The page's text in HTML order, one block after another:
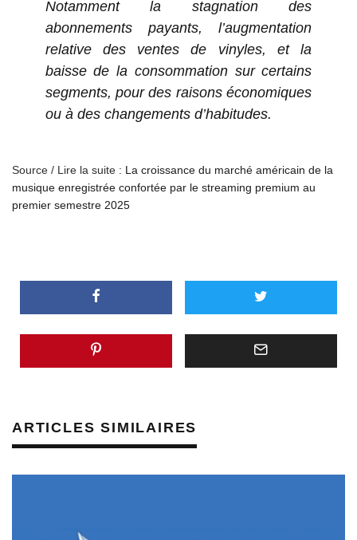
Notamment la stagnation des
abonnements payants, l’augmentation
relative des ventes de vinyles, et la
baisse de la consommation sur certains
segments, pour des raisons économiques
ou à des changements d’habitudes.
Source / Lire la suite : La croissance du marché américain de la
musique enregistrée confortée par le streaming premium au
premier semestre 2025
ARTICLES SIMILAIRES